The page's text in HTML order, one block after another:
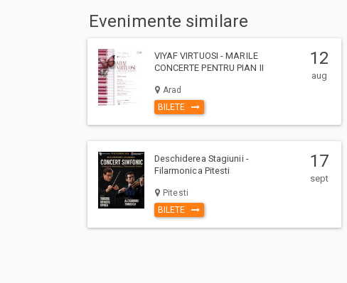
Evenimente similare
VIYAF VIRTUOSI - MARILE
CONCERTE PENTRU PIAN II
Arad
BILETE
12
aug
Deschiderea Stagiunii -
Filarmonica Pitesti
Pitesti
BILETE
17
sept